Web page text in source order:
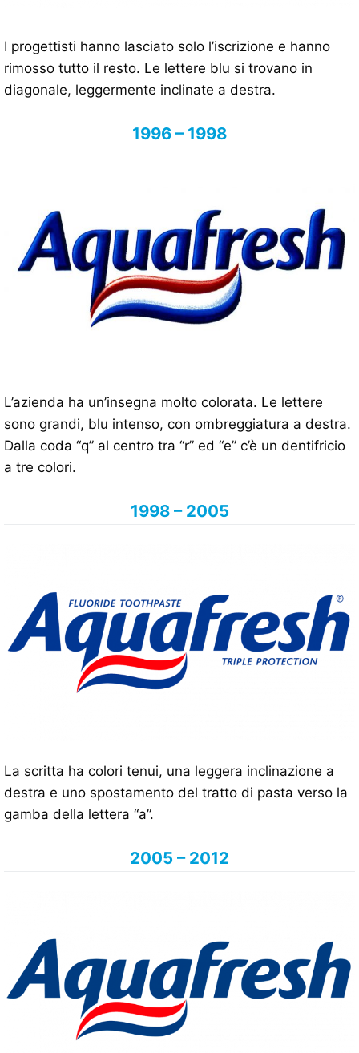
I progettisti hanno lasciato solo l’iscrizione e hanno
rimosso tutto il resto. Le lettere blu si trovano in
diagonale, leggermente inclinate a destra.
1996 – 1998
L’azienda ha un’insegna molto colorata. Le lettere
sono grandi, blu intenso, con ombreggiatura a destra.
Dalla coda “q” al centro tra “r” ed “e” c’è un dentifricio
a tre colori.
1998 – 2005
La scritta ha colori tenui, una leggera inclinazione a
destra e uno spostamento del tratto di pasta verso la
gamba della lettera “a”.
2005 – 2012